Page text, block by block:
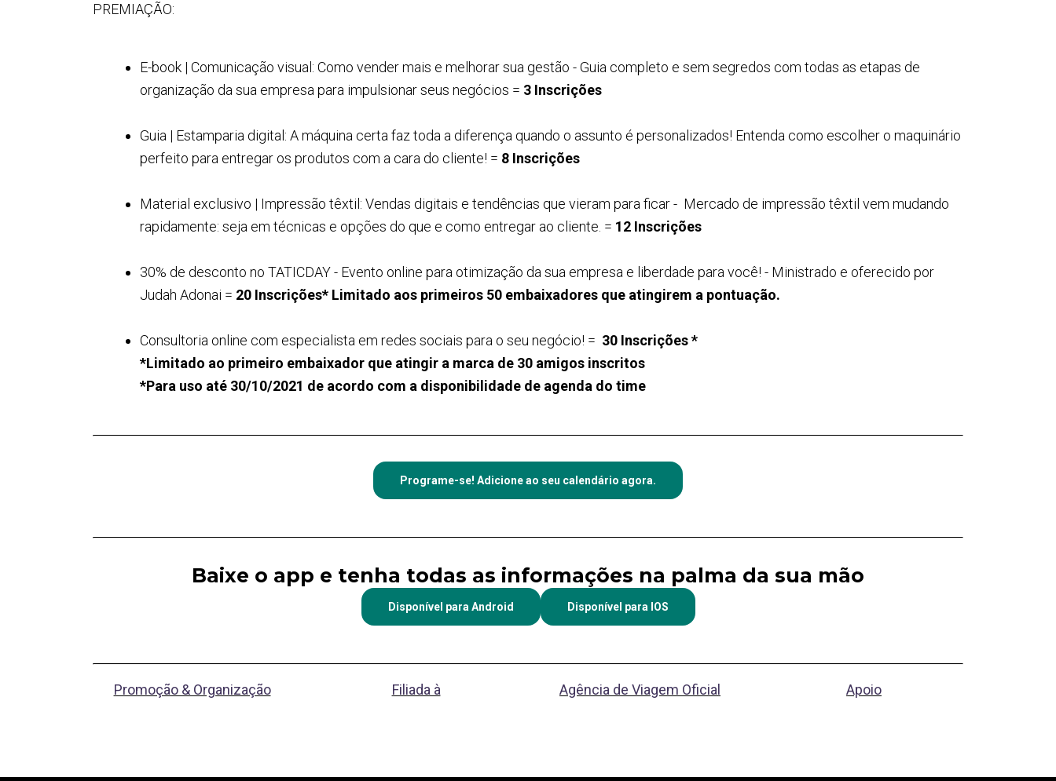
PREMIAÇÃO:
E-book | Comunicação visual: Como vender mais e melhorar sua gestão - Guia completo e sem segredos com todas as etapas de
organização da sua empresa para impulsionar seus negócios = 3 Inscrições
Guia | Estamparia digital: A máquina certa faz toda a diferença quando o assunto é personalizados! Entenda como escolher o maquinário
perfeito para entregar os produtos com a cara do cliente! = 8 Inscrições
Material exclusivo | Impressão têxtil: Vendas digitais e tendências que vieram para ficar - Mercado de impressão têxtil vem mudando
rapidamente: seja em técnicas e opções do que e como entregar ao cliente. = 12 Inscrições
30% de desconto no TATICDAY - Evento online para otimização da sua empresa e liberdade para você! - Ministrado e oferecido por
Judah Adonai = 20 Inscrições* Limitado aos primeiros 50 embaixadores que atingirem a pontuação.
Consultoria online com especialista em redes sociais para o seu negócio! = 30 Inscrições *
*Limitado ao primeiro embaixador que atingir a marca de 30 amigos inscritos
*Para uso até 30/10/2021 de acordo com a disponibilidade de agenda do time
Programe-se! Adicione ao seu calendário agora.
Baixe o app e tenha todas as informações na palma da sua mão
Disponível para Android Disponível para IOS
Promoção & Organização Filiada à Agência de Viagem Oficial Apoio